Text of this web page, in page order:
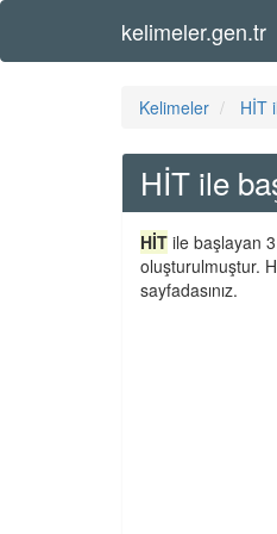
kelimeler.gen.tr
Kelimeler HİT
HİT ile
HİT ile başlayan
oluşturulmuştur.
sayfadasınız.